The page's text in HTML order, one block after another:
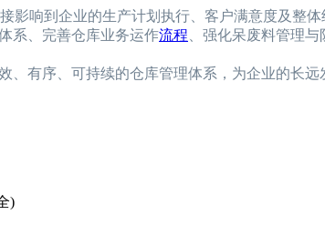
影响到企业的生产计划执行、客户满意度及整体
系、完善仓库业务运作流程 、强化呆废料管理
有序、可持续的仓库管理体系，为企业的长远
)